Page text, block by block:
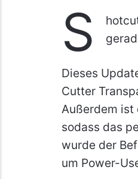
S
Dieses
Cutter
Außerdem ist
sodass das
wurde der
um Power-